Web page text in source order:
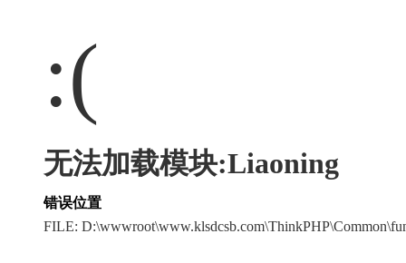
:(
无法加载模块:Liaoning
错误位置
FILE: